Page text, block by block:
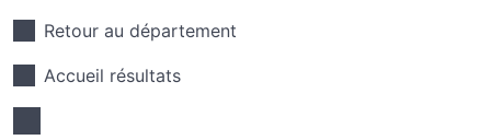
Retour au département
Accueil résultats